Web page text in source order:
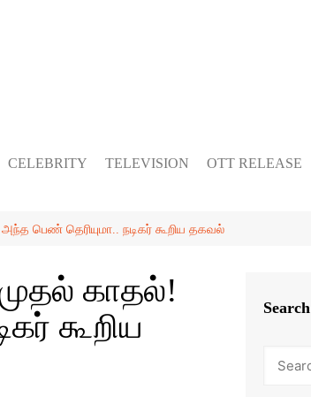
CELEBRITY TELEVISION OTT RELEASE
பெண் தெரியுமா.. நடிகர் கூறிய தகவல்
காதல்!
கூறிய
Search